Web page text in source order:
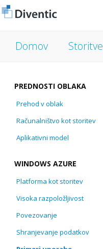
Domov Storitve
PREDNOSTI OBLAKA
Prehod v oblak
Računalništvo kot storitev
Aplikativni model
WINDOWS AZURE
Platforma kot storitev
Visoka razpoložljivost
Povezovanje
Shranjevanje podatkov